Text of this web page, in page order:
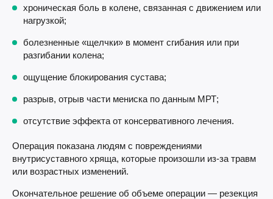
хроническая боль в колене, связанная с движением или
нагрузкой;
болезненные «щелчки» в момент сгибания или при
разгибании колена;
ощущение блокирования сустава;
разрыв, отрыв части мениска по данным МРТ;
отсутствие эффекта от консервативного лечения.
Операция показана людям с повреждениями
внутрисуставного хряща, которые произошли из-за травм
или возрастных изменений.
Окончательное решение об объеме операции — резекция